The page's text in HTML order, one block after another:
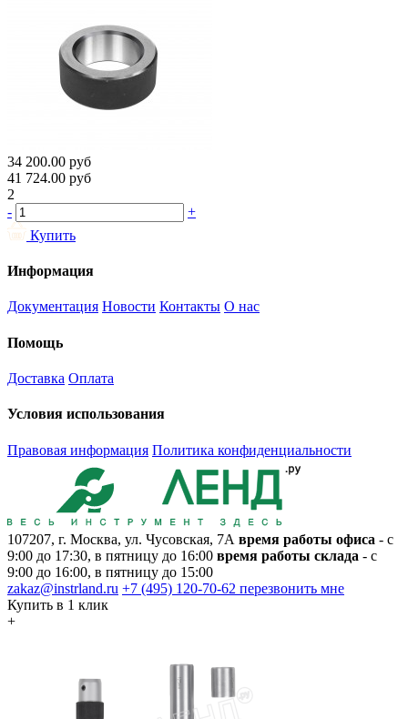
34 200.00 руб
41 724.00 руб
2
-
+
Купить
Информация
Документация Новости Контакты О нас
Помощь
Доставка Оплата
Условия использования
Правовая информация Политика конфиденциальности
107207, г. Москва, ул. Чусовская, 7А время работы офиса - с
9:00 до 17:30, в пятницу до 16:00 время работы склада - с
9:00 до 16:00, в пятницу до 15:00
zakaz@instrland.ru +7 (495) 120-70-62 перезвонить мне
Купить в 1 клик
+